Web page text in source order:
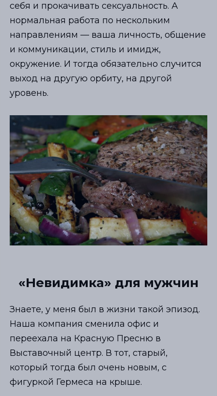
себя и прокачивать сексуальность. А
нормальная работа по нескольким
направлениям — ваша личность, общение
и коммуникации, стиль и имидж,
окружение. И тогда обязательно случится
выход на другую орбиту, на другой
уровень.
«Невидимка» для мужчин
Знаете, у меня был в жизни такой эпизод.
Наша компания сменила офис и
переехала на Красную Пресню в
Выставочный центр. В тот, старый,
который тогда был очень новым, с
фигуркой Гермеса на крыше.